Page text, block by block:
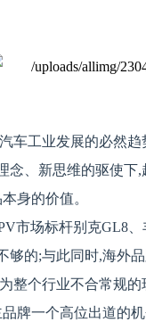
车工业发展的必然
念、新思维的驱使
身的价值。
市场标杆别克GL8
够的;与此同时,海外
整个行业不合常规的
牌一个高位出道的